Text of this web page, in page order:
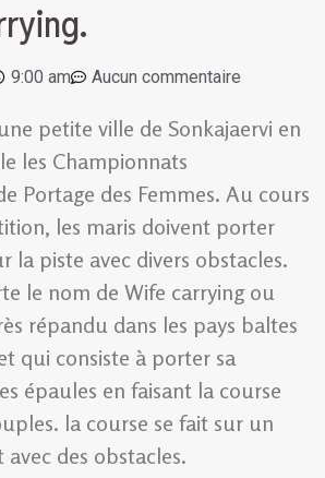
9:00 am Aucun commentaire
petite ville de Sonkajaervi en
les Championnats
Portage des Femmes. Au cours
les maris doivent porter
la piste avec divers obstacles.
le nom de Wife carrying ou
répandu dans les pays baltes
qui consiste à porter sa
épaules en faisant la course
la course se fait sur un
des obstacles.